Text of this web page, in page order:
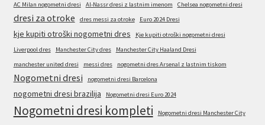
AC Milan nogometni dresi Al-Nassr dresi z lastnim imenom Chelsea nogometni dresi
dresi za otroke dres messi za otroke Euro 2024 Dresi
kje kupiti otroški nogometni dres
Kje kupiti otroški nogometni dresi
Liverpool dres
Manchester City dres
Manchester City Haaland Dresi
manchester united dresi
messi dres nogometni dres Arsenal z lastnim tiskom
Nogometni dresi nogometni dresi Barcelona
nogometni dresi brazilija Nogometni dresi Euro 2024
Nogometni dresi kompleti Nogometni dresi Manchester City